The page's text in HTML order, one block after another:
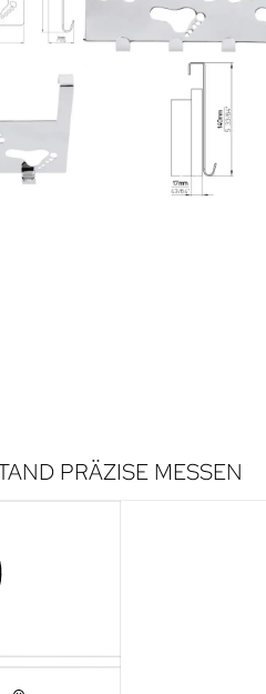
PRÄZISE MESSEN